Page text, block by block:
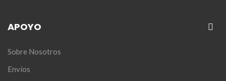
APOYO
Sobre Nosotros
Envíos